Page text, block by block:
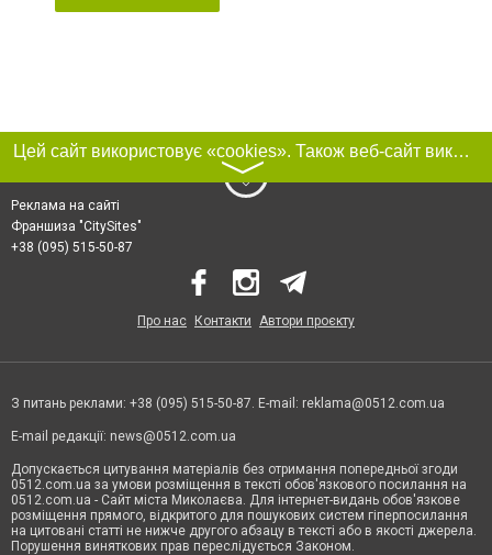
Цей сайт використовує «cookies». Також веб-сайт використовує інтернет-сервіс для збору технічних даних стосовно відвідувачів з метою отримання маркетингової та статистичної інформації. Умови обробки даних відвідувачів сайту див.
〉
Реклама на сайті
Франшиза "CitySites"
+38 (095) 515-50-87
Про нас Контакти Автори проєкту
З питань реклами: +38 (095) 515-50-87. E-mail: reklama@0512.com.ua
E-mail редакції: news@0512.com.ua
Допускається цитування матеріалів без отримання попередньої згоди
0512.com.ua за умови розміщення в тексті обов'язкового посилання на
0512.com.ua - Сайт міста Миколаєва. Для інтернет-видань обов'язкове
розміщення прямого, відкритого для пошукових систем гіперпосилання
на цитовані статті не нижче другого абзацу в тексті або в якості джерела.
Порушення виняткових прав переслідується Законом.